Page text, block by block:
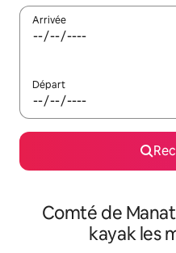
Arrivée
Départ
Comté de
kayak les